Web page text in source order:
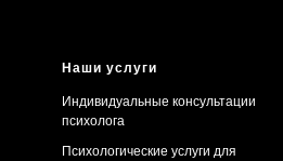
Наши услуги
Индивидуальные консультации
психолога
Психологические услуги для